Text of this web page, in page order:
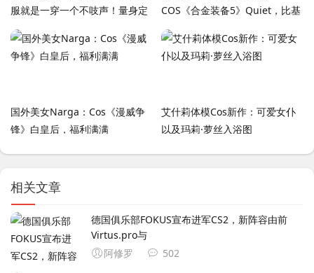
服就是一穿一个不吱声！量身定
做吗
COS《合金装备5》Quiet，比基
尼狙击手惊艳重现！
国外美女Narga：Cos《漫威争
锋》白皇后，福利满满
艾什莉体模Cos新作：可爱女仆
以及玛莉·萝丝入浴图
相关文章
德国俱乐部FOKUS宣布进军CS2，新阵容由前
Virtus.pro与
阿修罗
502